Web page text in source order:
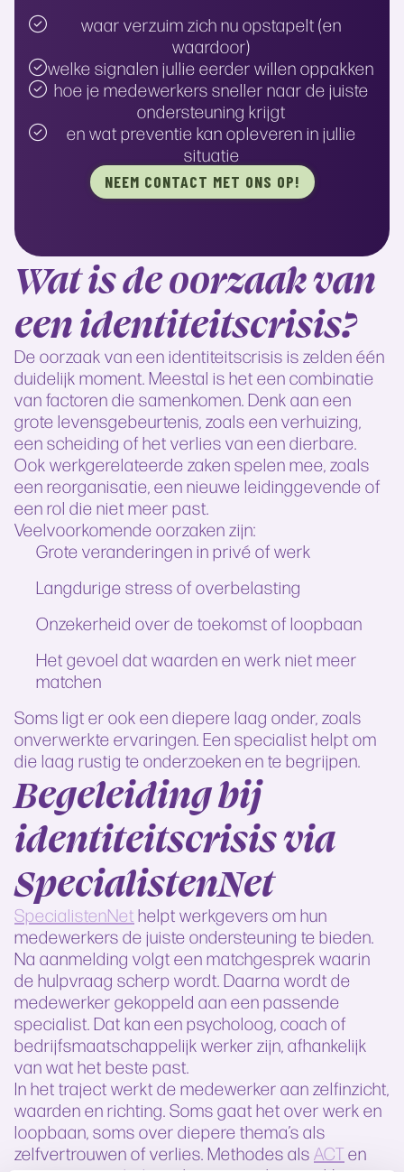
waar verzuim zich nu opstapelt (en
waardoor)
welke signalen jullie eerder willen oppakken
hoe je medewerkers sneller naar de juiste
ondersteuning krijgt
en wat preventie kan opleveren in jullie
situatie
NEEM CONTACT MET ONS OP!
Wat is de oorzaak van
een identiteitscrisis?
De oorzaak van een identiteitscrisis is zelden één
duidelijk moment. Meestal is het een combinatie
van factoren die samenkomen. Denk aan een
grote levensgebeurtenis, zoals een verhuizing,
een scheiding of het verlies van een dierbare.
Ook werkgerelateerde zaken spelen mee, zoals
een reorganisatie, een nieuwe leidinggevende of
een rol die niet meer past.
Veelvoorkomende oorzaken zijn:
Grote veranderingen in privé of werk
Langdurige stress of overbelasting
Onzekerheid over de toekomst of loopbaan
Het gevoel dat waarden en werk niet meer
matchen
Soms ligt er ook een diepere laag onder, zoals
onverwerkte ervaringen. Een specialist helpt om
die laag rustig te onderzoeken en te begrijpen.
Begeleiding bij
identiteitscrisis via
SpecialistenNet
SpecialistenNet helpt werkgevers om hun
medewerkers de juiste ondersteuning te bieden.
Na aanmelding volgt een matchgesprek waarin
de hulpvraag scherp wordt. Daarna wordt de
medewerker gekoppeld aan een passende
specialist. Dat kan een psycholoog, coach of
bedrijfsmaatschappelijk werker zijn, afhankelijk
van wat het beste past.
In het traject werkt de medewerker aan zelfinzicht,
waarden en richting. Soms gaat het over werk en
loopbaan, soms over diepere thema’s als
zelfvertrouwen of verlies. Methodes als ACT en